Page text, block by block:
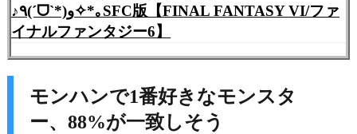
♪٩(ˊᗜˋ*)و✧*｡SFC版【FINAL FANTASY VI/ファ
イナルファンタジー6】
モンハンで1番好きなモンスタ
ー、88%が一致しそう